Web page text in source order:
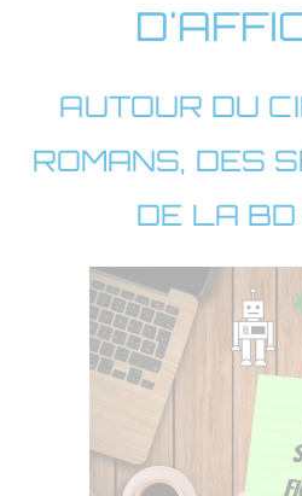
AUTOUR DU
ROMANS, DES
DE LA